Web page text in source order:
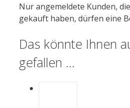
Nur angemeldete Kunden,
gekauft haben, dürfen eine
Das könnte Ihnen
gefallen …